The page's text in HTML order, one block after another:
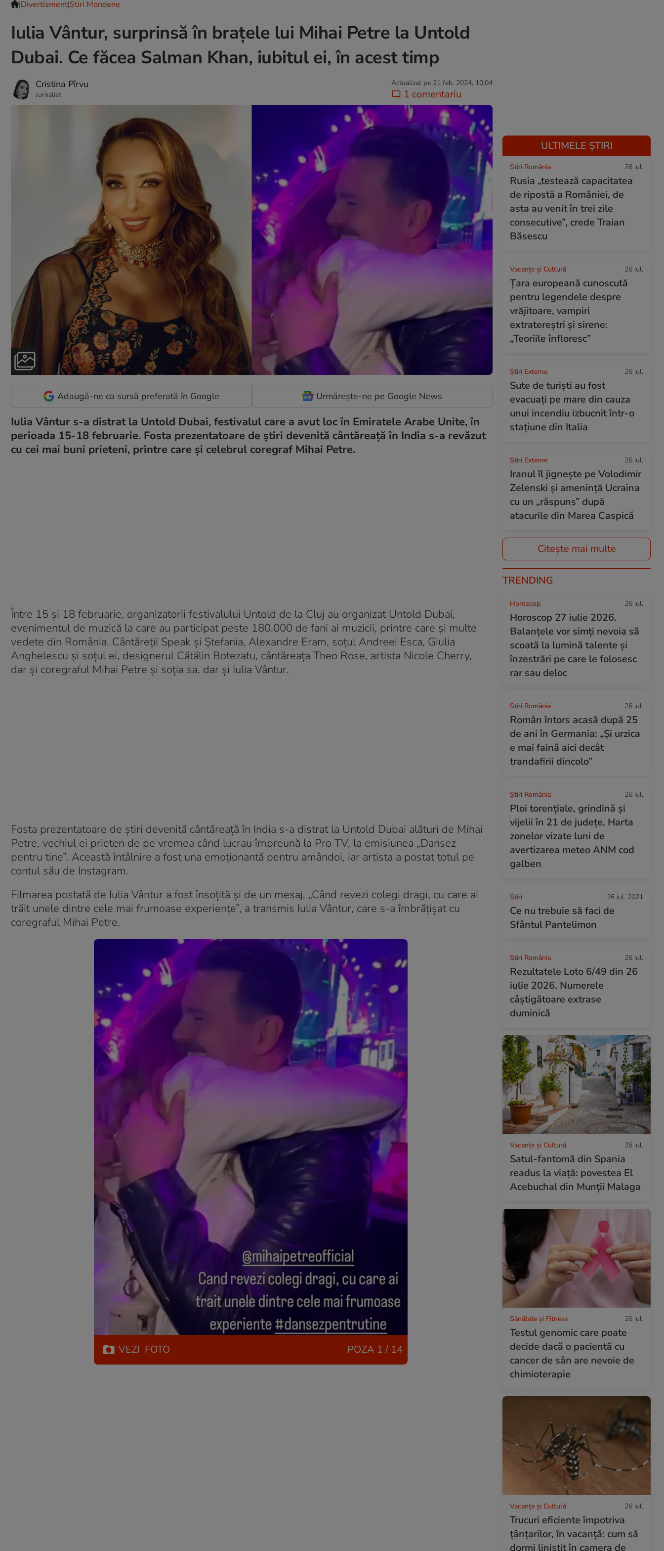
|Divertisment|Stiri Mondene
Iulia Vântur, surprinsă în brațele lui Mihai Petre la Untold
Dubai. Ce făcea Salman Khan, iubitul ei, în acest timp
Cristina Pîrvu
Jurnalist
Actualizat pe 21 feb. 2024, 10:04
1 comentariu
Adaugă-ne ca sursă preferată în Google Urmărește-ne pe Google News
Iulia Vântur s-a distrat la Untold Dubai, festivalul care a avut loc în Emiratele Arabe Unite, în
perioada 15-18 februarie. Fosta prezentatoare de știri devenită cântăreață în India s-a revăzut
cu cei mai buni prieteni, printre care și celebrul coregraf Mihai Petre.
Între 15 și 18 februarie, organizatorii festivalului Untold de la Cluj au organizat Untold Dubai,
evenimentul de muzică la care au participat peste 180.000 de fani ai muzicii, printre care și multe
vedete din România. Cântăreții Speak și Ștefania, Alexandre Eram, soțul Andreei Esca, Giulia
Anghelescu și soțul ei, designerul Cătălin Botezatu, cântăreața Theo Rose, artista Nicole Cherry,
dar și coregraful Mihai Petre și soția sa, dar și Iulia Vântur.
Fosta prezentatoare de știri devenită cântăreață în India s-a distrat la Untold Dubai alături de Mihai
Petre, vechiul ei prieten de pe vremea când lucrau împreună la Pro TV, la emisiunea „Dansez
pentru tine”. Această întâlnire a fost una emoționantă pentru amândoi, iar artista a postat totul pe
contul său de Instagram.
Filmarea postată de Iulia Vântur a fost însoțită și de un mesaj. „Când revezi colegi dragi, cu care ai
trăit unele dintre cele mai frumoase experiențe”, a transmis Iulia Vântur, care s-a îmbrățișat cu
coregraful Mihai Petre.
VEZI FOTO POZA 1 / 14
ULTIMELE ȘTIRI
Știri România 26 iul.
Rusia „testează capacitatea
de ripostă a României, de
asta au venit în trei zile
consecutive”, crede Traian
Băsescu
Vacanțe și Cultură 26 iul.
Țara europeană cunoscută
pentru legendele despre
vrăjitoare, vampiri
extratereștri și sirene:
„Teoriile înfloresc”
Știri Externe 26 iul.
Sute de turiști au fost
evacuați pe mare din cauza
unui incendiu izbucnit într-o
stațiune din Italia
Știri Externe 26 iul.
Iranul îl jignește pe Volodimir
Zelenski și amenință Ucraina
cu un „răspuns” după
atacurile din Marea Caspică
Citește mai multe
TRENDING
Horoscop 26 iul.
Horoscop 27 iulie 2026.
Balanțele vor simți nevoia să
scoată la lumină talente și
înzestrări pe care le folosesc
rar sau deloc
Știri România 26 iul.
Român întors acasă după 25
de ani în Germania: „Și urzica
e mai faină aici decât
trandafirii dincolo”
Știri România 26 iul.
Ploi torențiale, grindină și
vijelii în 21 de județe. Harta
zonelor vizate luni de
avertizarea meteo ANM cod
galben
Ştiri 26 iul. 2021
Ce nu trebuie să faci de
Sfântul Pantelimon
Știri România 26 iul.
Rezultatele Loto 6/49 din 26
iulie 2026. Numerele
câștigătoare extrase
duminică
Vacanțe și Cultură 26 iul.
Satul-fantomă din Spania
readus la viață: povestea El
Acebuchal din Munții Malaga
Sănătate și Fitness 26 iul.
Testul genomic care poate
decide dacă o pacientă cu
cancer de sân are nevoie de
chimioterapie
Vacanțe și Cultură 26 iul.
Trucuri eficiente împotriva
țânțarilor, în vacanță: cum să
dormi liniștit în camera de